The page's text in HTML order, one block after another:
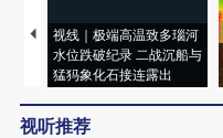
视线｜极端高温致多瑙河
水位跌破纪录 二战沉船与
猛犸象化石接连露出
视听推荐